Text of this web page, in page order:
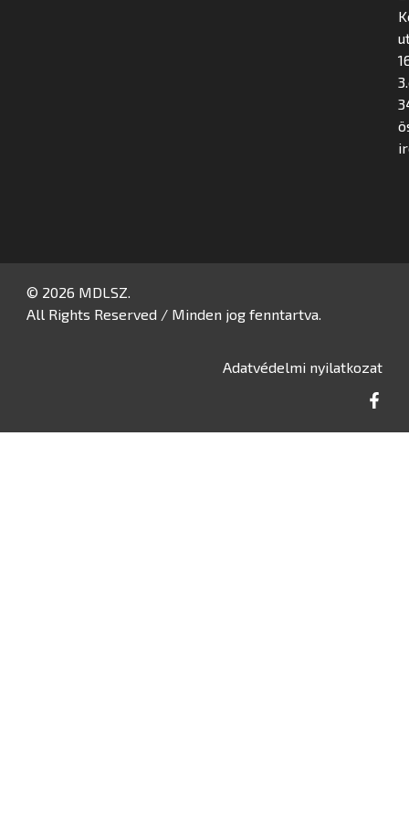
© 2026 MDLSZ.
All Rights Reserved / Minden jog fenntartva.
Adatvédelmi nyilatkozat